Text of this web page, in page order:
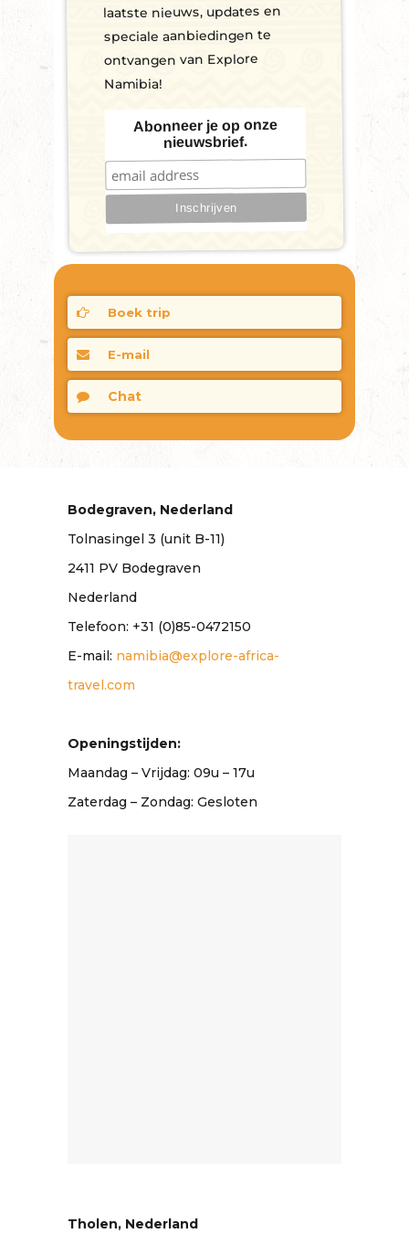
laatste nieuws, updates en
speciale aanbiedingen te
ontvangen van Explore
Namibia!
Abonneer je op onze
nieuwsbrief.
Boek trip
E-mail
Chat
Bodegraven, Nederland
Tolnasingel 3 (unit B-11)
2411 PV Bodegraven
Nederland
Telefoon: +31 (0)85-0472150
E-mail: namibia@explore-africa-
travel.com
Openingstijden:
Maandag – Vrijdag: 09u – 17u
Zaterdag – Zondag: Gesloten
Tholen, Nederland